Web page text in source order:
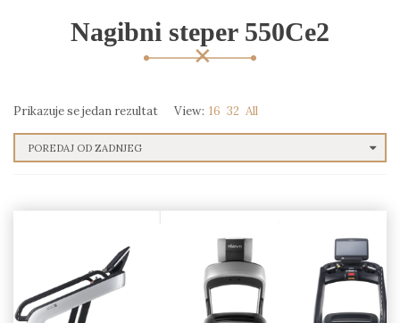
Nagibni steper 550Ce2
Prikazuje se jedan rezultat View: 16 32 All